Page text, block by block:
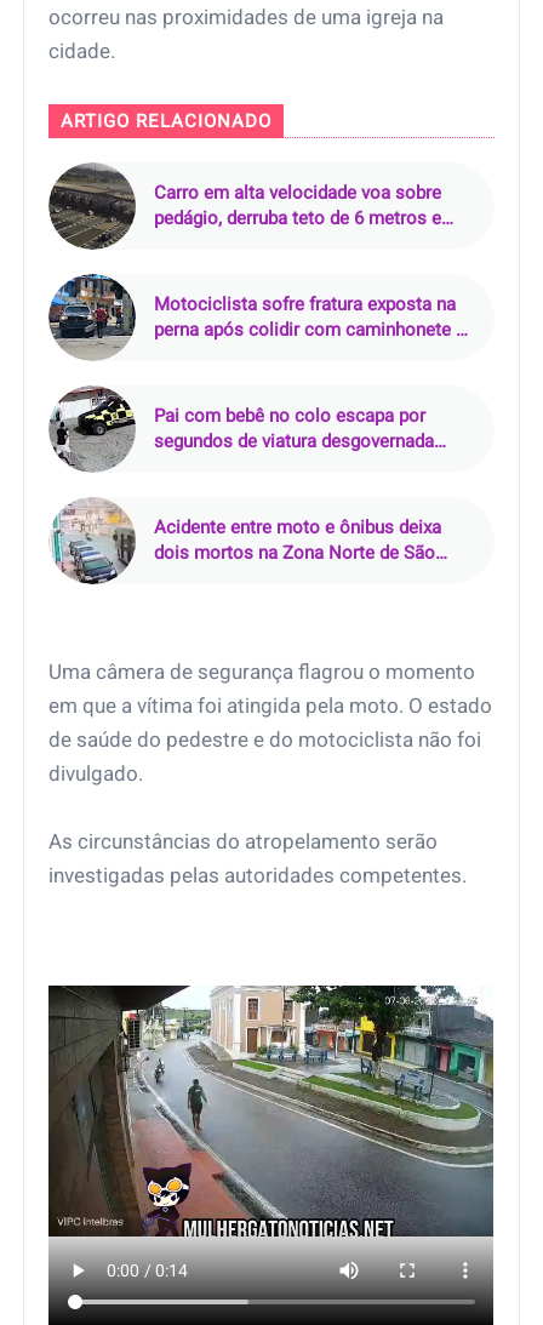
ocorreu nas proximidades de uma igreja na
cidade.
ARTIGO RELACIONADO
Carro em alta velocidade voa sobre
pedágio, derruba teto de 6 metros e
Motociclista sofre fratura exposta na
perna após colidir com caminhonete na
Pai com bebê no colo escapa por
segundos de viatura desgovernada
Acidente entre moto e ônibus deixa
dois mortos na Zona Norte de São
Uma câmera de segurança flagrou o momento
em que a vítima foi atingida pela moto. O estado
de saúde do pedestre e do motociclista não foi
divulgado.
As circunstâncias do atropelamento serão
investigadas pelas autoridades competentes.